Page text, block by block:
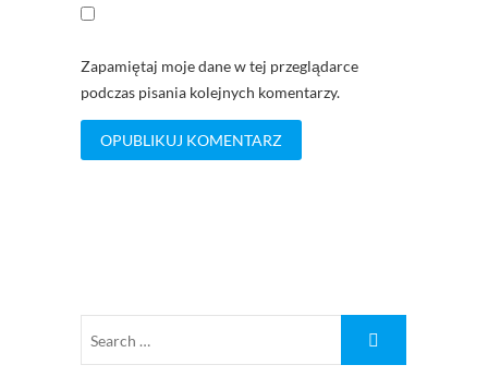
Zapamiętaj moje dane w tej przeglądarce
podczas pisania kolejnych komentarzy.